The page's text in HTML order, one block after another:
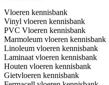
Vloeren kennisbank
Vinyl vloeren kennisbank
PVC Vloeren kennisbank
Marmoleum vloeren kennisbank
Linoleum vloeren kennisbank
Laminaat vloeren kennisbank
Houten vloeren kennisbank
Gietvloeren kennisbank